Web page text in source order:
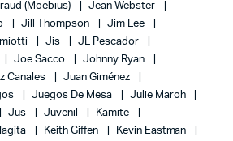
(Moebius)
Jean Webster
Jill Thompson
Jim Lee
Jis
JL Pescador
Joe Sacco
Johnny Ryan
Canales
Juan Giménez
Juegos De Mesa
Julie Maroh
Jus Juvenil
Kamite
Keith Giffen
Kevin Eastman